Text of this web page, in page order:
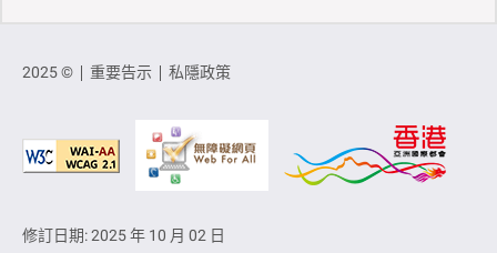
2025 © 重要告示 私隱政策
修訂日期: 2025 年 10 月 02 日